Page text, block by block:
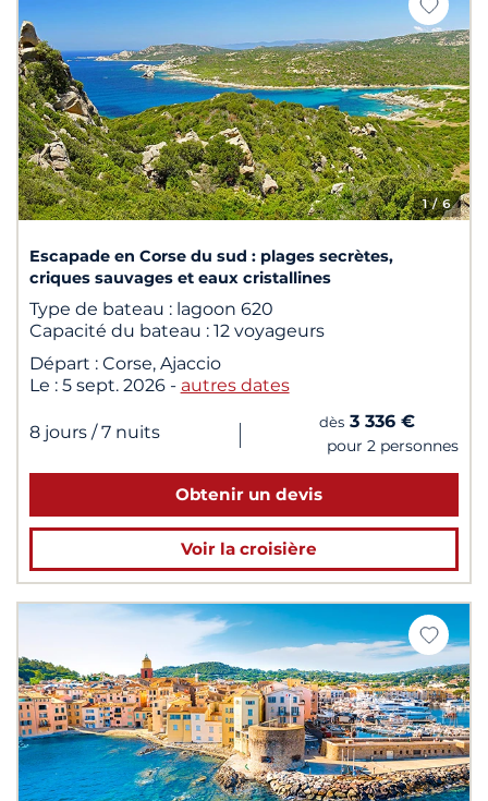
1/ 6
Escapade en Corse du sud : plages secrètes,
criques sauvages et eaux cristallines
Type de bateau : lagoon 620
Capacité du bateau : 12 voyageurs
Départ : Corse, Ajaccio
Le : 5 sept. 2026 - autres dates
8 jours / 7 nuits | dès 3 336 €
pour 2 personnes
Obtenir un devis
Voir la croisière